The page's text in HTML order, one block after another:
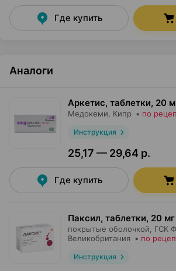
Где купить
Аналоги
Аркетис, таблетки, 20
Медокеми , Кипр • по
Инструкция
25,17 — 29,64 р.
Где купить
Паксил, таблетки, 20 мг
покрытые оболочкой, ГСК
Великобритания • по
Инструкция